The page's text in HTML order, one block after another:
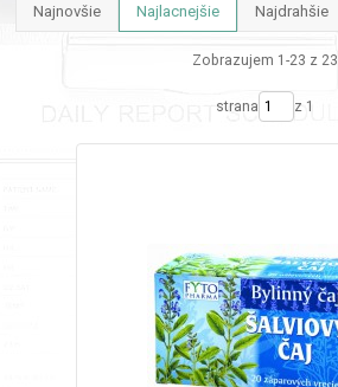
Najnovšie Najlacnejšie Najdrahšie
Zobrazujem 1-23 z 23
strana z 1